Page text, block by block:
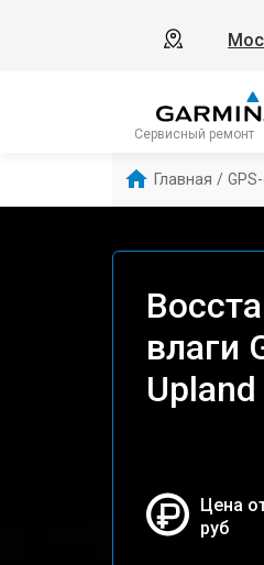
Сервисный ремонт
Главная /
влаги
Цена
руб